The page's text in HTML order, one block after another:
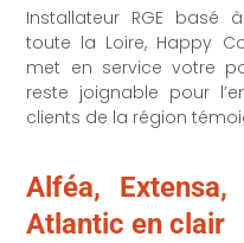
Installateur RGE basé
toute la Loire, Happy
met en service votre
reste joignable pour
clients de la région
Alféa,
Atlantic en clair